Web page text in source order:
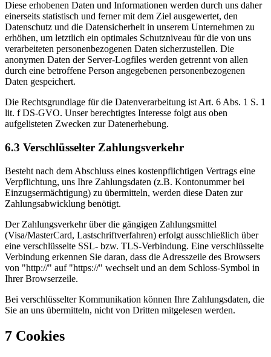
Diese erhobenen Daten und Informationen werden durch uns daher
einerseits statistisch und ferner mit dem Ziel ausgewertet, den
Datenschutz und die Datensicherheit in unserem Unternehmen zu
erhöhen, um letztlich ein optimales Schutzniveau für die von uns
verarbeiteten personenbezogenen Daten sicherzustellen. Die
anonymen Daten der Server-Logfiles werden getrennt von allen
durch eine betroffene Person angegebenen personenbezogenen
Daten gespeichert.
Die Rechtsgrundlage für die Datenverarbeitung ist Art. 6 Abs. 1 S. 1
lit. f DS-GVO. Unser berechtigtes Interesse folgt aus oben
aufgelisteten Zwecken zur Datenerhebung.
6.3 Verschlüsselter Zahlungsverkehr
Besteht nach dem Abschluss eines kostenpflichtigen Vertrags eine
Verpflichtung, uns Ihre Zahlungsdaten (z.B. Kontonummer bei
Einzugsermächtigung) zu übermitteln, werden diese Daten zur
Zahlungsabwicklung benötigt.
Der Zahlungsverkehr über die gängigen Zahlungsmittel
(Visa/MasterCard, Lastschriftverfahren) erfolgt ausschließlich über
eine verschlüsselte SSL- bzw. TLS-Verbindung. Eine verschlüsselte
Verbindung erkennen Sie daran, dass die Adresszeile des Browsers
von "http://" auf "https://" wechselt und an dem Schloss-Symbol in
Ihrer Browserzeile.
Bei verschlüsselter Kommunikation können Ihre Zahlungsdaten, die
Sie an uns übermitteln, nicht von Dritten mitgelesen werden.
7 Cookies